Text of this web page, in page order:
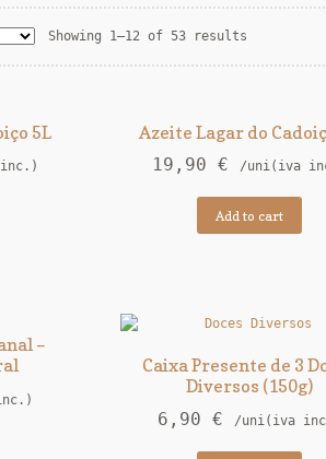
Showing 1–12 of 53 results
5L Azeite Lagar do
19,90 € /uni(iva
Add to cart
–
Caixa Presente de 3
Diversos (150g)
6,90 € /uni(iva